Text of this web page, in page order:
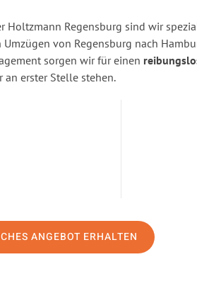
Holtzmann Regensburg sind wir
von Regensburg nach
sorgen wir für einen
an erster Stelle stehen.
ANGEBOT ERHALTEN